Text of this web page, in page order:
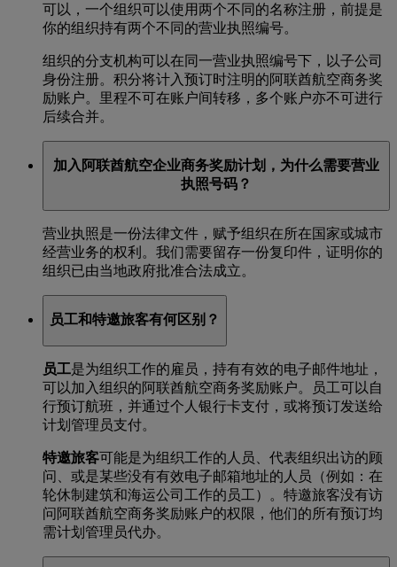
可以，一个组织可以使用两个不同的名称注册，前提是
你的组织持有两个不同的营业执照编号。
组织的分支机构可以在同一营业执照编号下，以子公司
身份注册。积分将计入预订时注明的阿联酋航空商务奖
励账户。里程不可在账户间转移，多个账户亦不可进行
后续合并。
加入阿联酋航空企业商务奖励计划，为什么需要营业
执照号码？
营业执照是一份法律文件，赋予组织在所在国家或城市
经营业务的权利。我们需要留存一份复印件，证明你的
组织已由当地政府批准合法成立。
员工和特邀旅客有何区别？
员工是为组织工作的雇员，持有有效的电子邮件地址，
可以加入组织的阿联酋航空商务奖励账户。员工可以自
行预订航班，并通过个人银行卡支付，或将预订发送给
计划管理员支付。
特邀旅客可能是为组织工作的人员、代表组织出访的顾
问、或是某些没有有效电子邮箱地址的人员（例如：在
轮休制建筑和海运公司工作的员工）。特邀旅客没有访
问阿联酋航空商务奖励账户的权限，他们的所有预订均
需计划管理员代办。